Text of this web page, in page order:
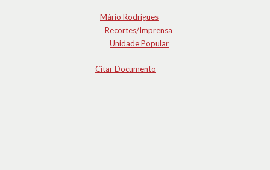
Mário Rodrigues
Recortes/Imprensa
Unidade Popular
Citar Documento